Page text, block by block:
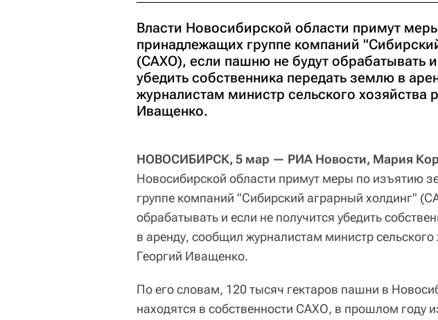
Власти Новосибирской области примут
принадлежащих группе компаний
(САХО), если пашню не будут обрабатывать
убедить собственника передать землю в
журналистам министр сельского хозяйства
Иващенко.
НОВОСИБИРСК, 5 мар — РИА Новости, Мария
Новосибирской области примут меры по изъятию
группе компаний "Сибирский аграрный холдинг"
обрабатывать и если не получится убедить
в аренду, сообщил журналистам министр сельского
Георгий Иващенко.
По его словам, 120 тысяч гектаров пашни в
находятся в собственности САХО, в прошлом году